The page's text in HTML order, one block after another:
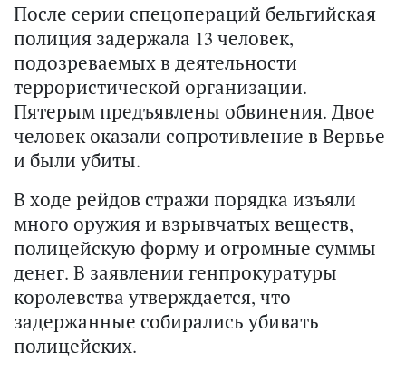
После серии спецопераций бельгийская
полиция задержала 13 человек,
подозреваемых в деятельности
террористической организации.
Пятерым предъявлены обвинения. Двое
человек оказали сопротивление в Вервье
и были убиты.
В ходе рейдов стражи порядка изъяли
много оружия и взрывчатых веществ,
полицейскую форму и огромные суммы
денег. В заявлении генпрокуратуры
королевства утверждается, что
задержанные собирались убивать
полицейских.